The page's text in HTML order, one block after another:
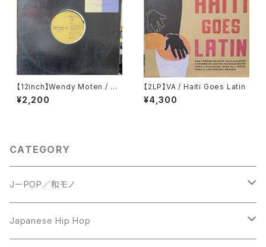
【12inch】Wendy Moten / St
ep By Step
¥2,200
【2LP】VA / Haiti Goes Latin
¥4,300
CATEGORY
JーPOP／和モノ
LP
Japanese Hip Hop